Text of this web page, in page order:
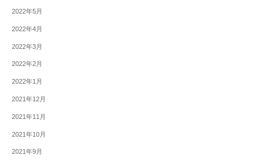
2022年5月
2022年4月
2022年3月
2022年2月
2022年1月
2021年12月
2021年11月
2021年10月
2021年9月